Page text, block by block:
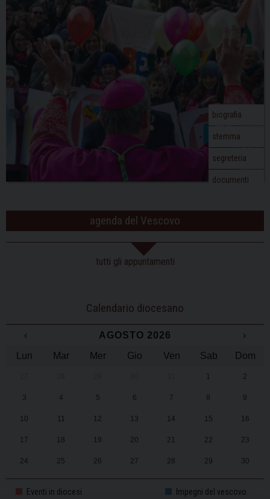
biografia
stemma
segreteria
documenti
agenda del Vescovo
tutti gli appuntamenti
Calendario diocesano
‹ AGOSTO 2026
›
Lun
Mar Mer Gio Ven Sab Dom
1 2
3 4 5 6 7 8 9
10 11 12 13 14 15 16
17 18 19 20 21 22 23
24 25 26 27 28 29 30
31 1 2 3 4 5 6
Eventi in diocesi Impegni del vescovo